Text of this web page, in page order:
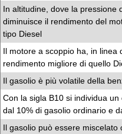
In altitudine, dove la pressione
diminuisce il rendimento del
tipo Diesel
Il motore a scoppio ha, in linea
rendimento migliore di quello
Il gasolio è più volatile della
Con la sigla B10 si individua
dal 10% di gasolio ordinario e
Il gasolio può essere miscelato